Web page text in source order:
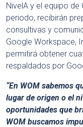
NivelA y el equipo de
periodo, recibirán
consultivas y
Google Workspace,
permitirá obtener
respaldados por
“En WOM sabemos
lugar de origen o el
oportunidades que
WOM buscamos